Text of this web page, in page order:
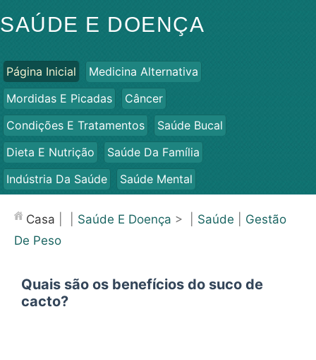
SAÚDE E DOENÇA
Página Inicial
Medicina Alternativa
Mordidas E Picadas
Câncer
Condições E Tratamentos
Saúde Bucal
Dieta E Nutrição
Saúde Da Família
Indústria Da Saúde
Saúde Mental
Saúde
Casa Saúde E Doença > | Saúde
Gestão
De Peso
Quais são os benefícios do suco de
cacto?